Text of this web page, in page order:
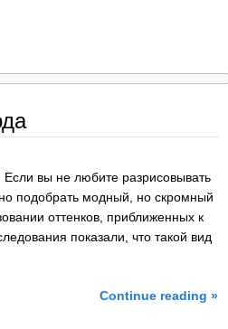
Если вы не любите разрисовывать
подобрать модный, но скромный
оттенков, приближенных к
показали, что такой вид
Continue reading »